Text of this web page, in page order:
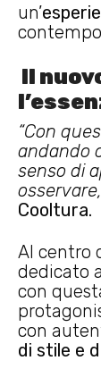
un’
Il
“Con
andando
senso di
Cooltura.
Al centro
dedicato
con
con
di stile e